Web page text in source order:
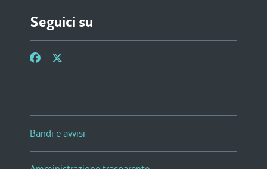
Seguici su
Bandi e avvisi